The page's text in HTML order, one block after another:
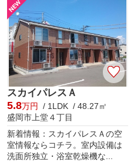
スカイパレスＡ
5.8万円
/ 1LDK / 48.27㎡
盛岡市上堂４丁目
新着情報：スカイパレスＡの空
室情報ならコチラ。室内設備は
洗面所独立・浴室乾燥機な...